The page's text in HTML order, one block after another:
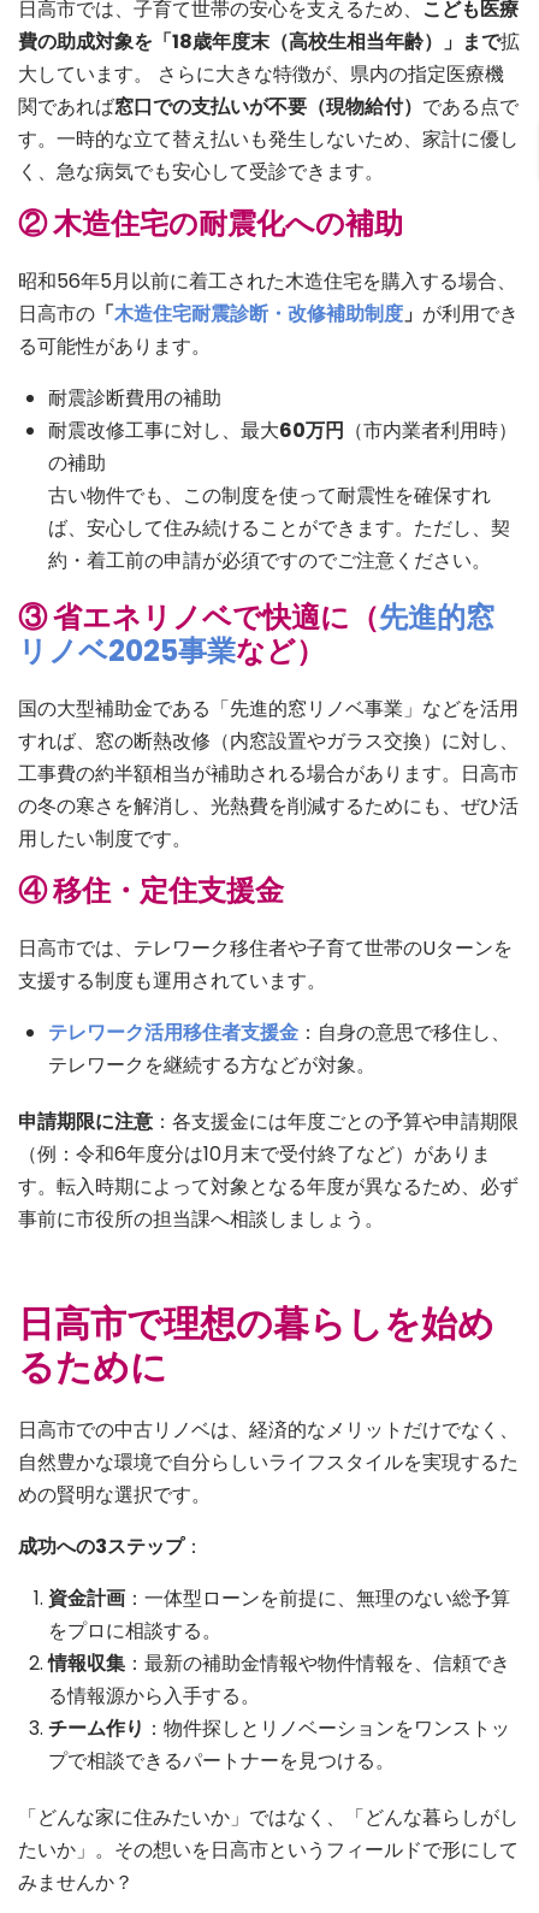
日高市では、子育て世帯の安心を支えるため、 こども医療
費の助成対象を「18歳年度末（高校生相当年齢）」まで拡
大しています。 さらに大きな特徴が、県内の指定医療機
関であれば窓口での支払いが不要（現物給付） である点で
す。一時的な立て替え払いも発生しないため、家計に優し
く、急な病気でも安心して受診できます。
② 木造住宅の耐震化への補助
昭和56年5月以前に着工された木造住宅を購入する場合、
日高市の 「木造住宅耐震診断・改修補助制度」 が利用でき
る可能性があります。
耐震診断費用の補助
耐震改修工事に対し、最大60万円 （市内業者利用時）
の補助
古い物件でも、この制度を使って耐震性を確保すれ
ば、安心して住み続けることができます。ただし、契
約・着工前の申請が必須ですのでご注意ください。
③ 省エネリノベで快適に（先進的窓
リノベ2025事業など）
国の大型補助金である「先進的窓リノベ事業」などを活用
すれば、窓の断熱改修（内窓設置やガラス交換）に対し、
工事費の約半額相当が補助される場合があります。日高市
の冬の寒さを解消し、光熱費を削減するためにも、ぜひ活
用したい制度です。
④ 移住・定住支援金
日高市では、テレワーク移住者や子育て世帯のUターンを
支援する制度も運用されています。
テレワーク活用移住者支援金 ：自身の意思で移住し、
テレワークを継続する方などが対象。
申請期限に注意 ：各支援金には年度ごとの予算や申請期限
（例：令和6年度分は10月末で受付終了など）がありま
す。転入時期によって対象となる年度が異なるため、必ず
事前に市役所の担当課へ相談しましょう。
日高市で理想の暮らしを始め
るために
日高市での中古リノベは、経済的なメリットだけでなく、
自然豊かな環境で自分らしいライフスタイルを実現するた
めの賢明な選択です。
成功への3ステップ：
資金計画 ：一体型ローンを前提に、無理のない総予算
をプロに相談する。
情報収集 ：最新の補助金情報や物件情報を、信頼でき
る情報源から入手する。
チーム作り ：物件探しとリノベーションをワンストッ
プで相談できるパートナーを見つける。
「どんな家に住みたいか」ではなく、「どんな暮らしがし
たいか」。その想いを日高市というフィールドで形にして
みませんか？